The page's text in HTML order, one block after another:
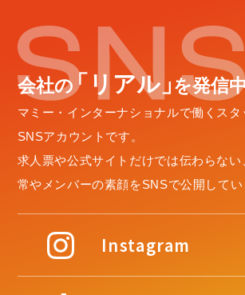
会社の「リアル」を発信
マミー・インターナショナルで働くスタ
SNSアカウントです。
求人票や公式サイトだけでは伝わらない
常やメンバーの素顔をSNSで公開してい
Instagram